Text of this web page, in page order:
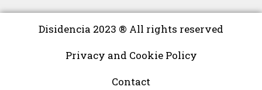
Disidencia 2023 ® All rights reserved
Privacy and Cookie Policy
Contact